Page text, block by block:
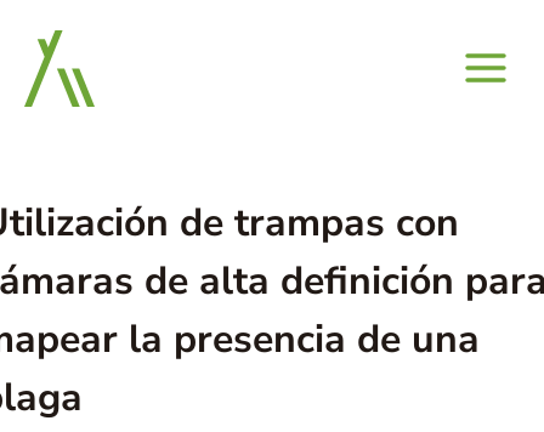
contenido
de trampas con
de alta definición
la presencia de una